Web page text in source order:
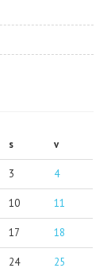
s v
3 4
10 11
17 18
24 25